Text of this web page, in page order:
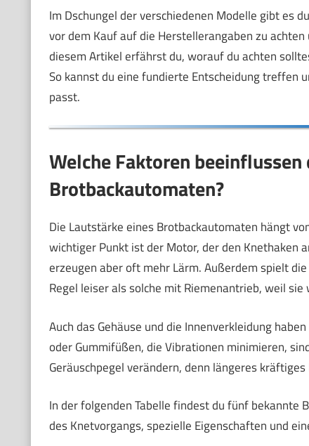
Im Dschungel der verschiedenen Modelle gibt es
vor dem Kauf auf die Herstellerangaben zu
diesem Artikel erfährst du, worauf du achten
So kannst du eine fundierte Entscheidung treffen
passt.
Welche Faktoren
Brotbackautomaten?
Die Lautstärke eines Brotbackautomaten hängt
wichtiger Punkt ist der Motor, der den
erzeugen aber oft mehr Lärm. Außerdem spielt
Regel leiser als solche mit Riemenantrieb, weil
Auch das Gehäuse und die Innenverkleidung
oder Gummifüßen, die Vibrationen minimieren,
Geräuschpegel verändern, denn längeres
In der folgenden Tabelle findest du fünf
des Knetvorgangs, spezielle Eigenschaften und